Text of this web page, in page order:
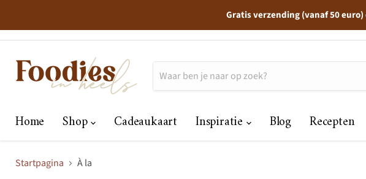
Gratis verzending (vanaf 50
Home Shop Cadeaukaart Inspiratie Blog Recepten
Startpagina À la